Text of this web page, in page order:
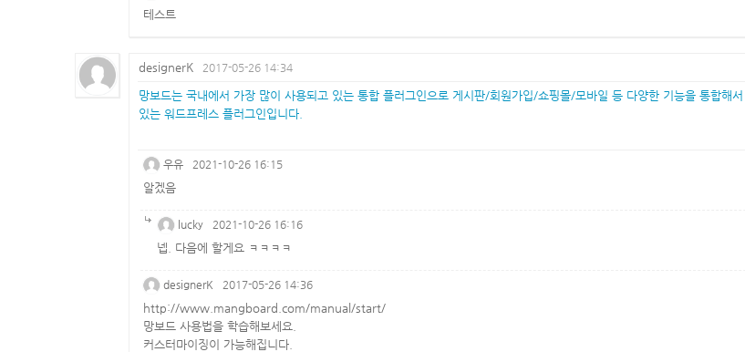
테스트
designerK 2017-05-26 14:34
망보드는 국내에서 가장 많이 사용되고 있는 통합 플러그인으로 게시판/회원가입/쇼핑몰/모바일 등 다양한 기능을 통합해
있는 워드프레스 플러그인입니다.
우유 2021-10-26 16:15
알겠음
lucky 2021-10-26 16:16
넵. 다음에 할게요 ㅋㅋㅋㅋ
designerK 2017-05-26 14:36
http://www.mangboard.com/manual/start/
망보드 사용법을 학습해보세요.
커스터마이징이 가능해집니다.